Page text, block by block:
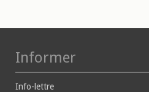
Informer
Info-lettre